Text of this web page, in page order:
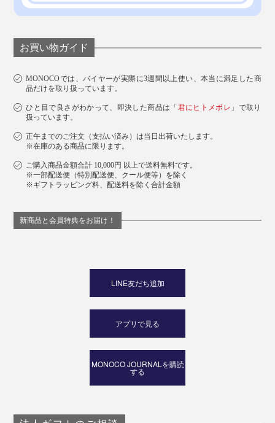
お買い物ガイド
MONOCOでは、バイヤーが実際に3週間以上使い、本当に満足した商
品だけを取り扱っています。
ひと目で良さがわかって、即決した商品は「 君にヒトメボレ 」で取り
扱っています。
正午までのご注文（支払い済み）は当日出荷いたします。
※在庫のある商品に限ります。
ご購入商品金額合計 10,000円 以上で送料無料です。
※一部配送便（特別配送便、クール便等）を除く
※ギフトラッピング料、配送料を除く合計金額
新商品と会員特典をお届け！
LINE友だち追加
アプリで見る
MONOCO JOURNALを購読
する